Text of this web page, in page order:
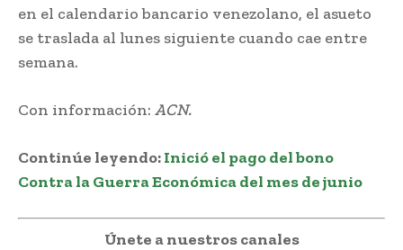
en el calendario bancario venezolano, el asueto
se traslada al lunes siguiente cuando cae entre
semana.
Con información: ACN.
Continúe leyendo:Inició el pago del bono
Contra la Guerra Económica del mes de junio
Únete a nuestros canales